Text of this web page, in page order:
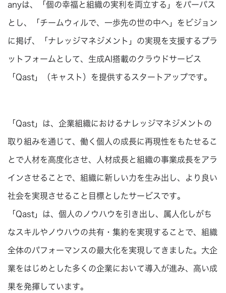
anyは、「個の幸福と組織の実利を両立する」をパーパス
とし、「チームウィルで、一歩先の世の中へ」をビジョン
に掲げ、「ナレッジマネジメント」の実現を支援するプラ
ットフォームとして、生成AI搭載のクラウドサービス
「Qast」（キャスト）を提供するスタートアップです。
「Qast」は、企業組織におけるナレッジマネジメントの
取り組みを通じて、働く個人の成長に再現性をもたせるこ
とで人材を高度化させ、人材成長と組織の事業成長をアラ
インさせることで、組織に新しい力を生み出し、より良い
社会を実現させること目標としたサービスです。
「Qast」は、個人のノウハウを引き出し、属人化しがち
なスキルやノウハウの共有・集約を実現することで、組織
全体のパフォーマンスの最大化を実現してきました。大企
業をはじめとした多くの企業において導入が進み、高い成
果を発揮しています。